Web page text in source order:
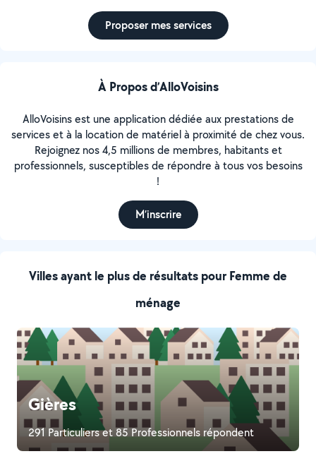
Villes ayant le plus de résultats pour Femme de
ménage
Gières
291 Particuliers et 85 Professionnels répondent
Proposer mes services
À Propos d’AlloVoisins
AlloVoisins est une application dédiée aux prestations de
services et à la location de matériel à proximité de chez vous.
Rejoignez nos 4,5 millions de membres, habitants et
professionnels, susceptibles de répondre à tous vos besoins
!
M’inscrire